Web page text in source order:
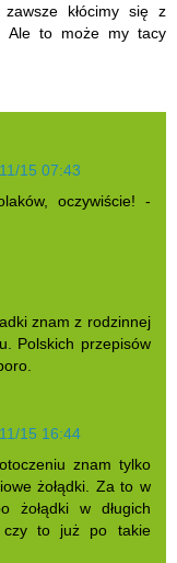
kłócimy się z
Ale to może my tacy
15 07:43
oczywiście! -
znam z rodzinnej
Polskich przepisów
15 16:44
znam tylko
żołądki. Za to w
żołądki w długich
to już po takie